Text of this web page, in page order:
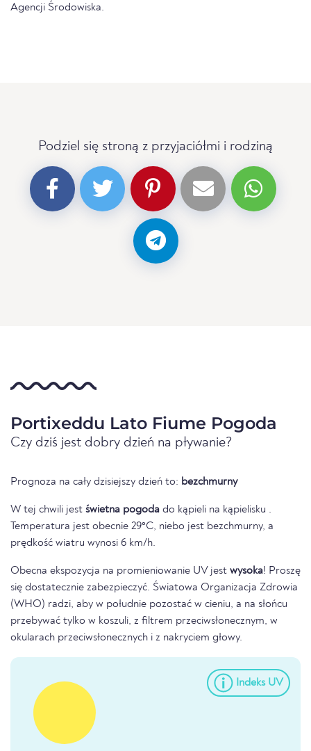
Agencji Środowiska.
Podziel się stroną z przyjaciółmi i rodziną
Portixeddu Lato Fiume Pogoda
Czy dziś jest dobry dzień na pływanie?
Prognoza na cały dzisiejszy dzień to: bezchmurny
W tej chwili jest świetna pogoda do kąpieli na kąpielisku .
Temperatura jest obecnie 29°C, niebo jest bezchmurny, a
prędkość wiatru wynosi 6 km/h.
Obecna ekspozycja na promieniowanie UV jest wysoka! Proszę
się dostatecznie zabezpieczyć. Światowa Organizacja Zdrowia
(WHO) radzi, aby w południe pozostać w cieniu, a na słońcu
przebywać tylko w koszuli, z filtrem przeciwsłonecznym, w
okularach przeciwsłonecznych i z nakryciem głowy.
Indeks UV